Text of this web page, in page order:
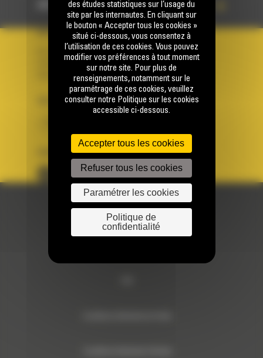
ACCÈS RAPIDES
VOTRE COMPTE
Se connecter
Créer un compte
Votre avez besoin d'assistance avec votre compte ?
LANGUE
SUIVEZ-NOUS
© 2024 Bergerat-Monnoyeur
des études statistiques sur l’usage du
site par les internautes. En cliquant sur
le bouton « Accepter tous les cookies »
situé ci-dessous, vous consentez à
l’utilisation de ces cookies. Vous pouvez
modifier vos préférences à tout moment
sur notre site. Pour plus de
renseignements, notamment sur le
paramétrage de ces cookies, veuillez
consulter notre Politique sur les cookies
accessible ci-dessous.
Accepter tous les cookies
Refuser tous les cookies
Paramétrer les cookies
Politique de
confidentialité